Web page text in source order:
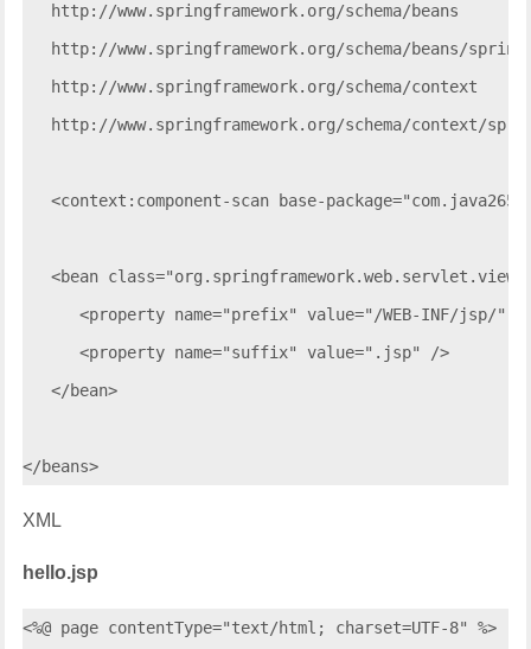
   http://www.springframework.org/schema/beans
http://www.springframework.org/schema/beans/
   http://www.springframework.org/schema/context
http://www.springframework.org/schema/context/
<context:component-scan base-package="com.java265"
<bean
<property name="prefix" value="/WEB-INF/jsp/" /
      <property name="suffix" value=".jsp" />
   </bean>
XML
hello.jsp
<%@ page contentType="text/html; charset=UTF-8" %>